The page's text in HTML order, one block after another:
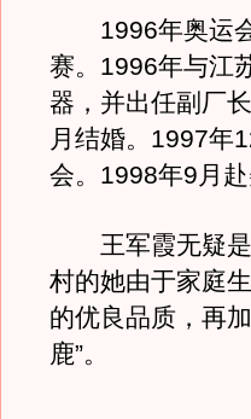
1996年奥运会
赛。1996年与江
器，并出任副厂
月结婚。1997年
会。1998年9月
王军霞无疑是
村的她由于家庭
的优良品质，再
鹿”。